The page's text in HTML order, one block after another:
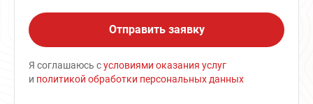
Я соглашаюсь сусловиями оказания услуг
и политикой обработки персональных данных